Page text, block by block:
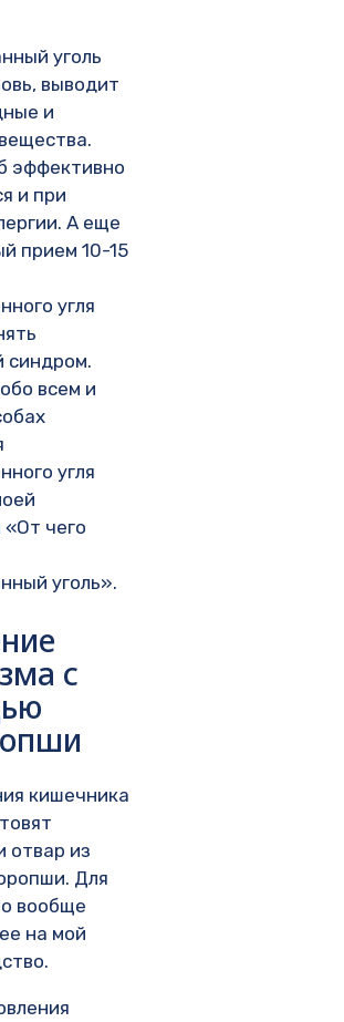
уголь
выводит
и
эффективно
и при
А еще
прием 10-15
угля
синдром.
всем и
угля
«От чего
уголь».
с
кишечника
отвар из
Для
вообще
на мой